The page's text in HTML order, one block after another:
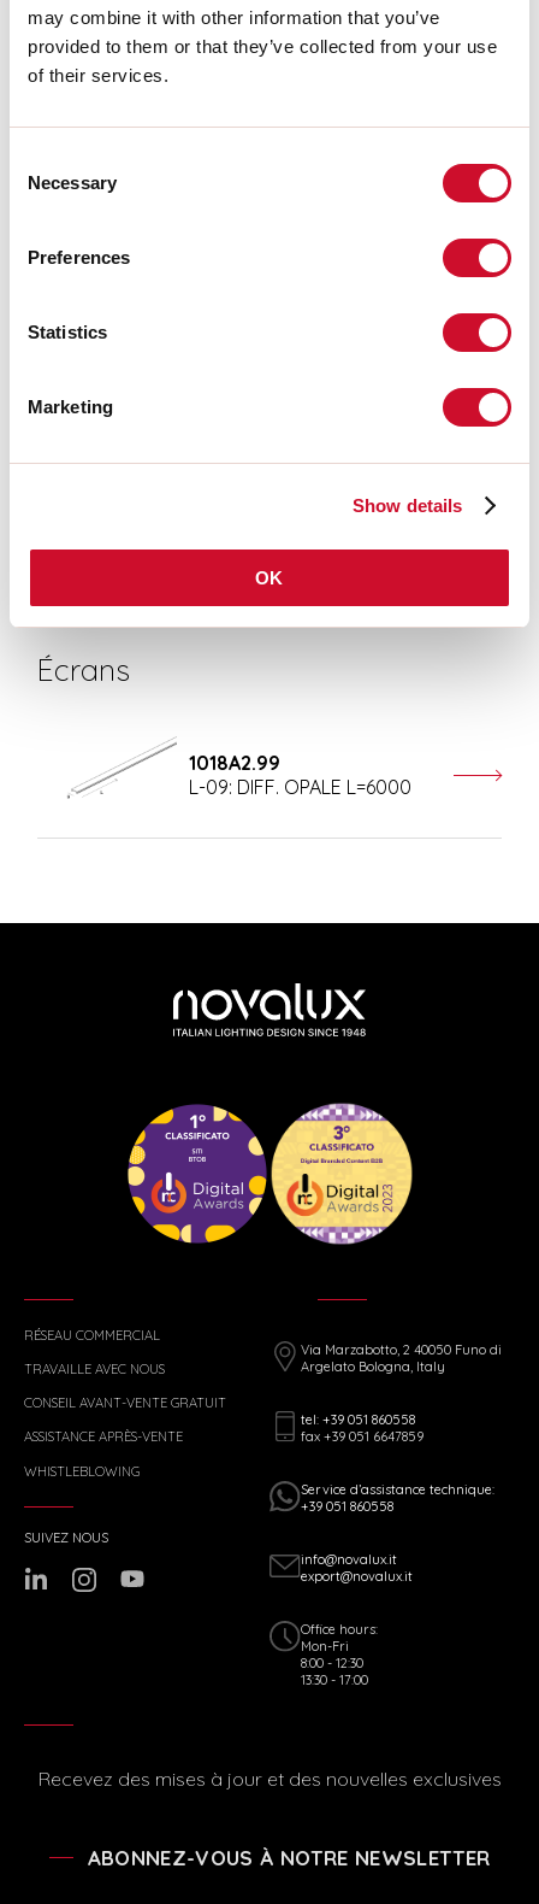
may combine it with other information that you’ve
provided to them or that they’ve collected from your use
of their services.
Selection
Necessary
Preferences
Statistics
Marketing
Show details
OK
Télécharger
INSTRUCTIONS DE MONTAGE
CERTIFICATIONS CE
Écrans
1018A2.99
L-09: DIFF. OPALE L=6000
RÉSEAU COMMERCIAL
TRAVAILLE AVEC NOUS
CONSEIL AVANT-VENTE GRATUIT
ASSISTANCE APRÈS-VENTE
WHISTLEBLOWING
Via Marzabotto, 2 40050 Funo di
Argelato Bologna, Italy
tel: +39 051 860558
fax +39 051 6647859
Service d’assistance technique:
+39 051 860558
info@novalux.it
export@novalux.it
Office hours:
Mon-Fri
8:00 - 12:30
13:30 - 17:00
SUIVEZ NOUS
Recevez des mises à jour et des nouvelles exclusives
ABONNEZ-VOUS À NOTRE NEWSLETTER